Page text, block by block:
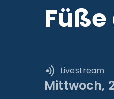
Livestream
Mittwoch,